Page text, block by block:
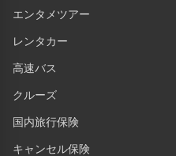
エンタメツアー
レンタカー
高速バス
クルーズ
国内旅行保険
キャンセル保険